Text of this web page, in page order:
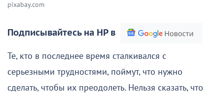
pixabay.com
Подписывайтесь на НР в
Те, кто в последнее время сталкивался с
серьезными трудностями, поймут, что нужно
сделать, чтобы их преодолеть. Нельзя сказать, что